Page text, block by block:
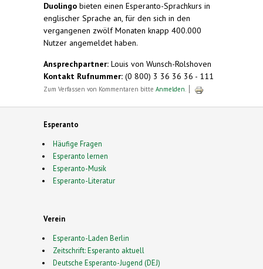
Duolingo bieten einen Esperanto-Sprachkurs in
englischer Sprache an, für den sich in den
vergangenen zwölf Monaten knapp 400.000
Nutzer angemeldet haben.
Ansprechpartner: Louis von Wunsch-Rolshoven
Kontakt Rufnummer: (0 800) 3 36 36 36 - 111
Zum Verfassen von Kommentaren bitte Anmelden.
Esperanto
Häufige Fragen
Esperanto lernen
Esperanto-Musik
Esperanto-Literatur
Verein
Esperanto-Laden Berlin
Zeitschrift: Esperanto aktuell
Deutsche Esperanto-Jugend (DEJ)